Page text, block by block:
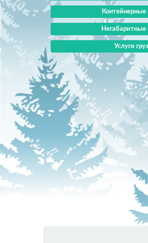
Контейнерные
Негабаритные
Услуги